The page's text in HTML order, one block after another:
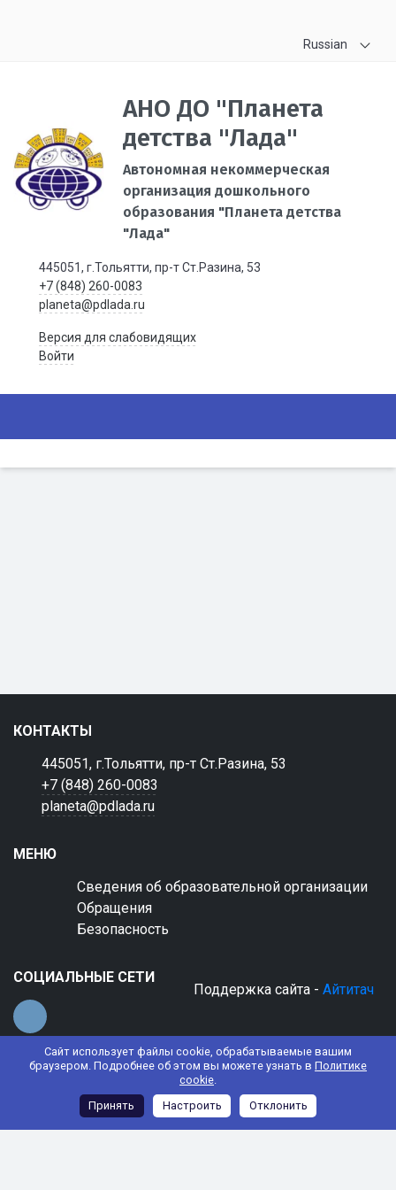
Сайт использует файлы cookie, обрабатываемые вашим
браузером. Подробнее об этом вы можете узнать в Политике
cookie.
Принять
Настроить Отклонить
Russian
АНО ДО "Планета
детства "Лада"
Автономная некоммерческая
организация дошкольного
образования "Планета детства
"Лада"
445051, г.Тольятти, пр-т Ст.Разина, 53
+7 (848) 260-0083
planeta@pdlada.ru
Версия для слабовидящих
Войти
КОНТАКТЫ
445051, г.Тольятти, пр-т Ст.Разина, 53
+7 (848) 260-0083
planeta@pdlada.ru
МЕНЮ
Сведения об образовательной организации
Обращения
Безопасность
СОЦИАЛЬНЫЕ СЕТИ
Поддержка сайта - Айтитач
© 2022 АНО ДО "Планета детства "Лада"